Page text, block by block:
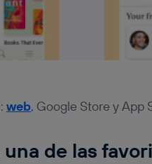
web, Google Store y App
una de las